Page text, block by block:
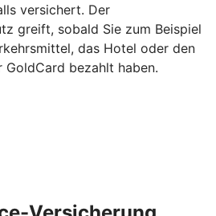
versichert. Der
greift, sobald Sie zum Beispiel
das Hotel oder den
bezahlt haben.